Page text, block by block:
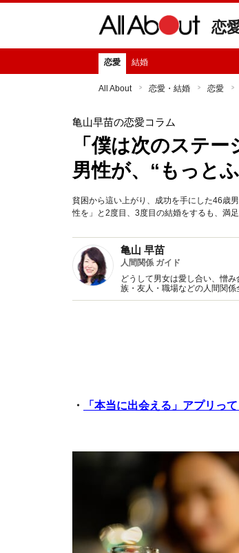
恋
恋愛 結婚
All About 恋愛・結婚 恋愛
亀山早苗の恋愛コラム
「僕は次のステ
男性が、“もっと
貧困から這い上がり、成功を手にした46歳
性を」と2度目、3度目の結婚をするも、満
亀山 早苗
人間関係 ガイド
どうして男女は愛し合い、憎
族・友人・職場などの人間関
魅力の秘密』など著書多数。
・ 「本当に出会える」アプリっ